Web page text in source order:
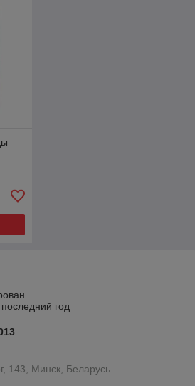
сертификатами.
просты в использовании
ухода.
в их долговечности.
прочных и безопасных
О компании
к нам, позвонив по
приобрести товары
назначения, заполнив
год
143, Минск, Беларусь